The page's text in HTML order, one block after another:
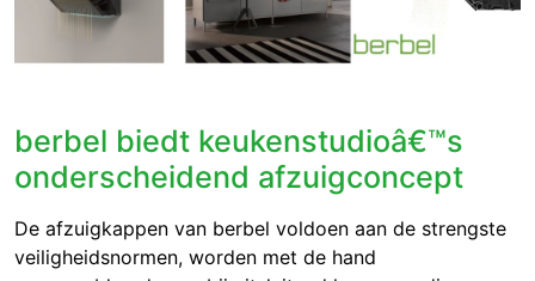
berbel biedt keukenstudioâ€™s
onderscheidend afzuigconcept
De afzuigkappen van berbel voldoen aan de strengste
veiligheidsnormen, worden met de hand